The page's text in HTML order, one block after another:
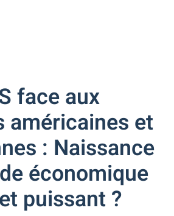
face aux
américaines et
: Naissance
économique
puissant ?